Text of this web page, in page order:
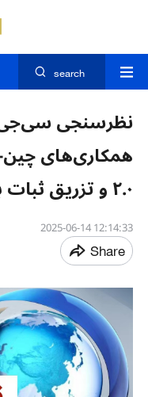
search
نظرسنجی
همکاری‌های
۲.۰ و تزریق ثبات بیشتر به جهان پرتلاطم
12:14:33 2025-06-14
Share